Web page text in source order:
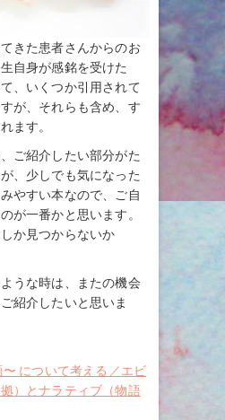
きた患者さんからのお
自身が感銘を受けた
、いくつか引用されて
が、それらも含め、す
ます。
ご紹介したい部分がた
、少しでも気になった
やすい本なので、ご自
が一番かと思います。
か見つからないか
うな時は、またの機会
紹介したいと思いま
について考える／エビ
）とナラティブ（物語